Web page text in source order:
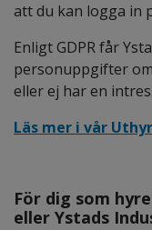
att du kan logga in
Enligt GDPR får
personuppgifter
eller ej har en
Läs mer i vår
För dig som
eller Ystads